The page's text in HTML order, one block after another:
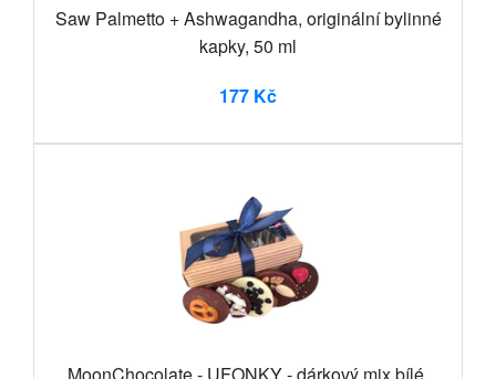
Saw Palmetto + Ashwagandha, originální bylinné
kapky, 50 ml
177 Kč
MoonChocolate - UFONKY - dárkový mix bílé,